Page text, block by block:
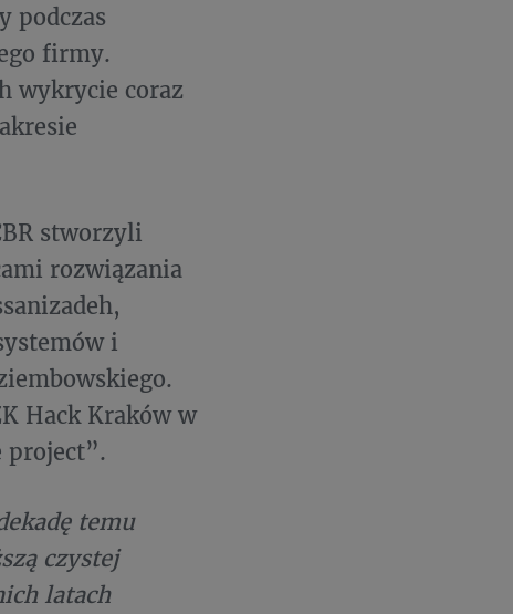
podczas
firmy.
wykrycie coraz
stworzyli
rozwiązania
i
Hack Kraków w
project”.
temu
czystej
latach